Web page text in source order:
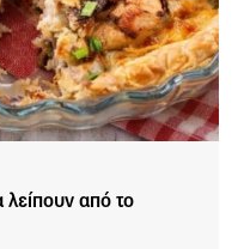
από το